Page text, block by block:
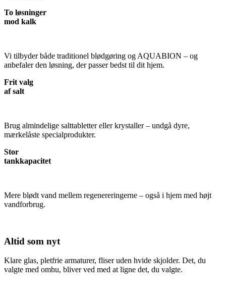
To løsninger
mod kalk
Vi tilbyder både traditionel blødgøring og AQUABION – og
anbefaler den løsning, der passer bedst til dit hjem.
Frit valg
af salt
Brug almindelige salttabletter eller krystaller – undgå dyre,
mærkelåste specialprodukter.
Stor
tankkapacitet
Mere blødt vand mellem regenereringerne – også i hjem med højt
vandforbrug.
Altid som nyt
Klare glas, pletfrie armaturer, fliser uden hvide skjolder. Det, du
valgte med omhu, bliver ved med at ligne det, du valgte.